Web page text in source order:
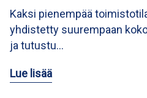
Kaksi pienempää
yhdistetty suurempaan
ja tutustu…
Lue lisää